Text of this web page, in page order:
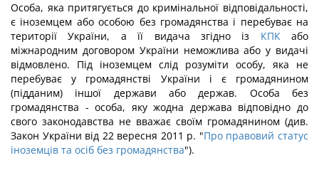
Особа, яка притягується до кримінальної відповідальності,
є іноземцем або особою без громадянства і перебуває на
території України, а її видача згідно із КПКабо
міжнародним договором України неможлива або у видачі
відмовлено. Під іноземцем слід розуміти особу, яка не
перебуває у громадянстві України і є громадянином
(підданим) іншої держави або держав. Особа без
громадянства - особа, яку жодна держава відповідно до
свого законодавства не вважає своїм громадянином (див.
Закон України від 22 вересня 2011 р. "Про правовий статус
іноземців та осіб без громадянства").